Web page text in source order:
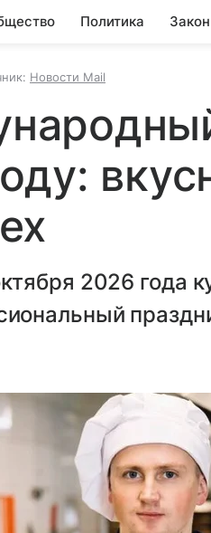
Политика
Новости Mail
2026 года